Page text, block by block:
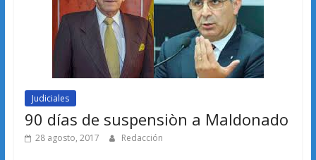
Judiciales
90 días de suspensiòn a Maldonado
28 agosto, 2017 Redacción